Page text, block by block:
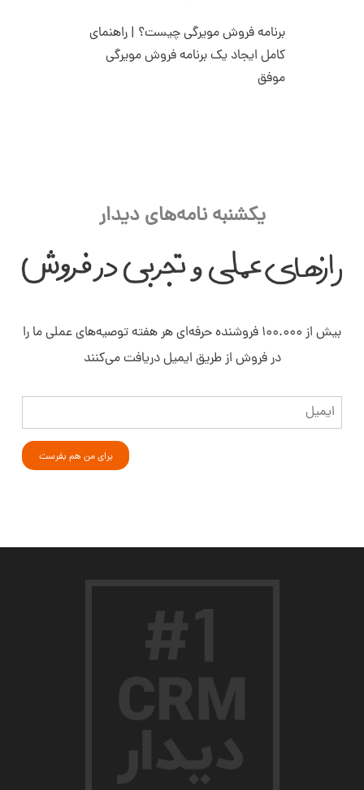
برنامه فروش مویرگی چیست؟ | راهنمای
کامل ایجاد یک برنامه فروش مویرگی
موفق
یکشنبه نامه‌های دیدار
بیش از ۱۰۰.۰۰۰ فروشنده حرفه‌ای هر هفته توصیه‌های عملی ما را
در فروش از طریق ایمیل دریافت می‌کنند
ایمیل